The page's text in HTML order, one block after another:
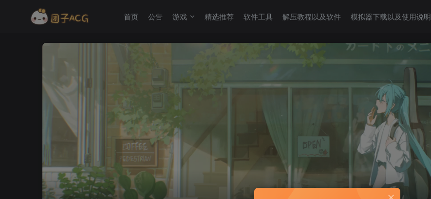
首页 公告 游戏 精选推荐 软件工具 解压教程以及软件 模拟器下载以及使用说明